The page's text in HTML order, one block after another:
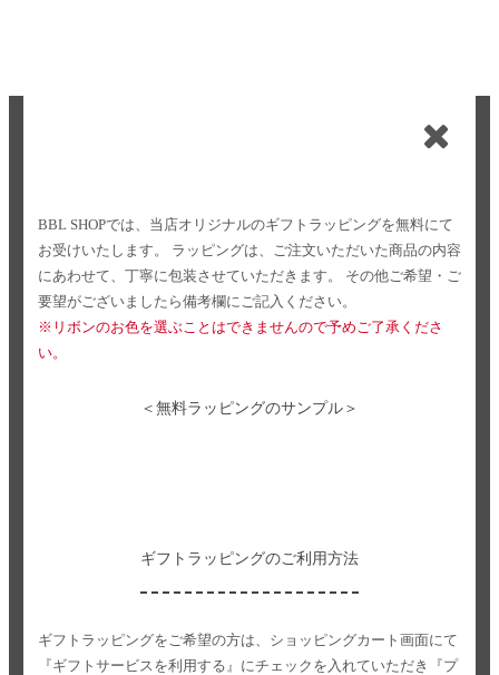
BBL SHOPでは、当店オリジナルのギフトラッピングを無料にて
お受けいたします。
ラッピングは、ご注文いただいた商品の内容
にあわせて、丁寧に包装させていただきます。
その他ご希望・ご
要望がございましたら備考欄にご記入ください。
※リボンのお色を選ぶことはできませんので予めご了承くださ
い。
＜無料ラッピングのサンプル＞
ギフトラッピングのご利用方法
ギフトラッピングをご希望の方は、ショッピングカート画面にて
『ギフトサービスを利用する』にチェックを入れていただき
『プ